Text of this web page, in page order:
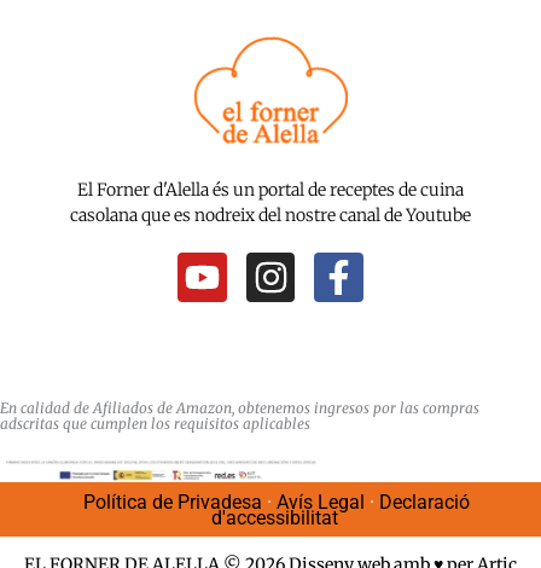
El Forner d'Alella és un portal de receptes de cuina
casolana que es nodreix del nostre canal de Youtube
Y
o
u
b
e
I
n
a
g
r
a
m
F
a
b
o
k
-
En calidad de Afiliados de Amazon, obtenemos ingresos por las compras
adscritas que cumplen los requisitos aplicables
Política de Privadesa · Avís Legal · Declaració
d'accessibilitat